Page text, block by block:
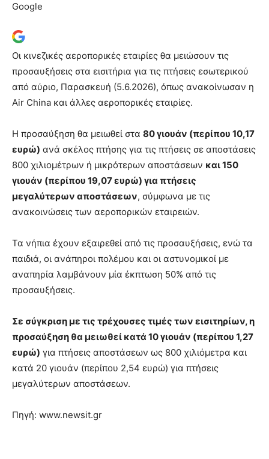
Google
Οι κινεζικές αεροπορικές εταιρίες θα μειώσουν τις
προσαυξήσεις στα εισιτήρια για τις πτήσεις εσωτερικού
από αύριο, Παρασκευή (5.6.2026), όπως ανακοίνωσαν η
Air China και άλλες αεροπορικές εταιρίες.
Η προσαύξηση θα μειωθεί στα 80 γιουάν (περίπου 10,17
ευρώ) ανά σκέλος πτήσης για τις πτήσεις σε αποστάσεις
800 χιλιομέτρων ή μικρότερων αποστάσεων και 150
γιουάν (περίπου 19,07 ευρώ) για πτήσεις
μεγαλύτερων αποστάσεων, σύμφωνα με τις
ανακοινώσεις των αεροπορικών εταιρειών.
Τα νήπια έχουν εξαιρεθεί από τις προσαυξήσεις, ενώ τα
παιδιά, οι ανάπηροι πολέμου και οι αστυνομικοί με
αναπηρία λαμβάνουν μία έκπτωση 50% από τις
προσαυξήσεις.
Σε σύγκριση με τις τρέχουσες τιμές των εισιτηρίων, η
προσαύξηση θα μειωθεί κατά 10 γιουάν (περίπου 1,27
ευρώ) για πτήσεις αποστάσεων ως 800 χιλιόμετρα και
κατά 20 γιουάν (περίπου 2,54 ευρώ) για πτήσεις
μεγαλύτερων αποστάσεων.
Πηγή: www.newsit.gr